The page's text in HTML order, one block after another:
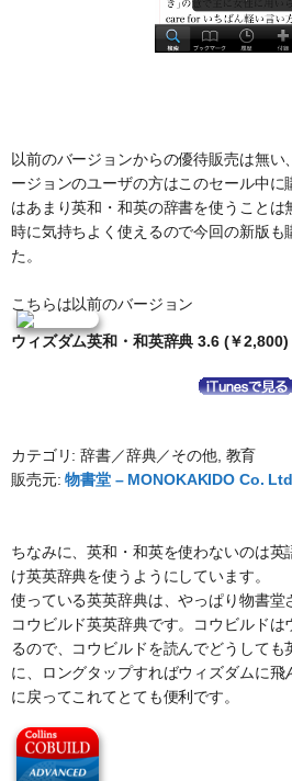
以前のバージョンからの優待販売は無
ージョンのユーザの方はこのセール中に
はあまり英和・和英の辞書を使うことは
時に気持ちよく使えるので今回の新版も
た。
こちらは以前のバージョン
ウィズダム英和・和英辞典 3.6 (￥2,800)
カテゴリ: 辞書／辞典／その他, 教育
販売元:物書堂 – MONOKAKIDO Co.
ちなみに、英和・和英を使わないのは
け英英辞典を使うようにしています。
使っている英英辞典は、やっぱり物書堂
コウビルド英英辞典です。コウビルド
るので、コウビルドを読んでどうして
に、ロングタップすればウィズダムに飛
に戻ってこれてとても便利です。